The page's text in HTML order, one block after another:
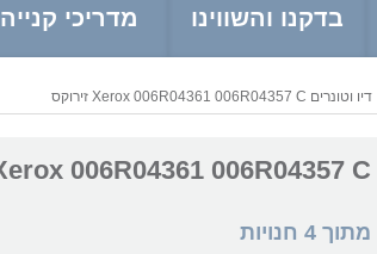
בדקנו והשווינו מדריכי קנייה
דיו וטונרים Xerox 006R04361 006R04357 C זירוקס
| מתוך 4 חנויות